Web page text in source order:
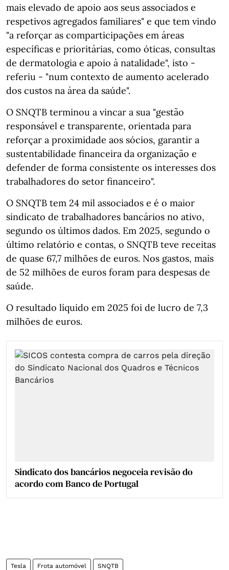
mais elevado de apoio aos seus associados e
respetivos agregados familiares" e que tem vindo
"a reforçar as comparticipações em áreas
específicas e prioritárias, como óticas, consultas
de dermatologia e apoio à natalidade", isto -
referiu - "num contexto de aumento acelerado
dos custos na área da saúde".
O SNQTB terminou a vincar a sua "gestão
responsável e transparente, orientada para
reforçar a proximidade aos sócios, garantir a
sustentabilidade financeira da organização e
defender de forma consistente os interesses dos
trabalhadores do setor financeiro".
O SNQTB tem 24 mil associados e é o maior
sindicato de trabalhadores bancários no ativo,
segundo os últimos dados. Em 2025, segundo o
último relatório e contas, o SNQTB teve receitas
de quase 67,7 milhões de euros. Nos gastos, mais
de 52 milhões de euros foram para despesas de
saúde.
O resultado líquido em 2025 foi de lucro de 7,3
milhões de euros.
Sindicato dos bancários negoceia revisão do
acordo com Banco de Portugal
Tesla Frota automóvel SNQTB